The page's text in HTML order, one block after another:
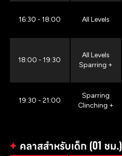
16:30 - 18:00 All Levels
18:00 - 19:30
All Levels
Sparring +
19:30 - 21:00
Sparring
Clinching +
✦ คลาสสำหรับเด็ก (01 ชม.)